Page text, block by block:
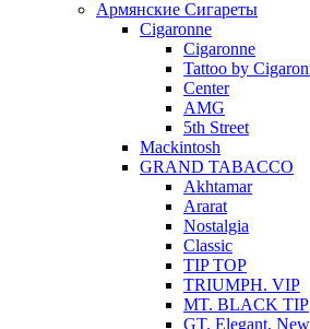
Армянские Сигареты
Cigaronne
Cigaronne
Tattoo by
Center
AMG
5th Street
Mackintosh
GRAND TABACCO
Akhtamar
Ararat
Nostalgia
Classic
TIP TOP
TRIUMPH. VIP
MT. BLACK TIP
GT. Elegant.